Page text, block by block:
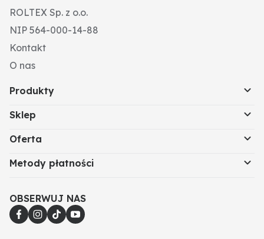
ROLTEX Sp. z o.o.
NIP 564-000-14-88
Kontakt
O nas
Produkty
Sklep
Oferta
Metody płatności
OBSERWUJ NAS